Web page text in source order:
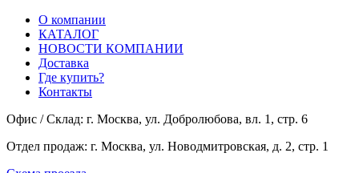
О компании
КАТАЛОГ
НОВОСТИ КОМПАНИИ
Доставка
Где купить?
Контакты
Офис / Склад: г. Москва, ул. Добролюбова, вл. 1, стр. 6
Отдел продаж: г. Москва, ул. Новодмитровская, д. 2, стр. 1